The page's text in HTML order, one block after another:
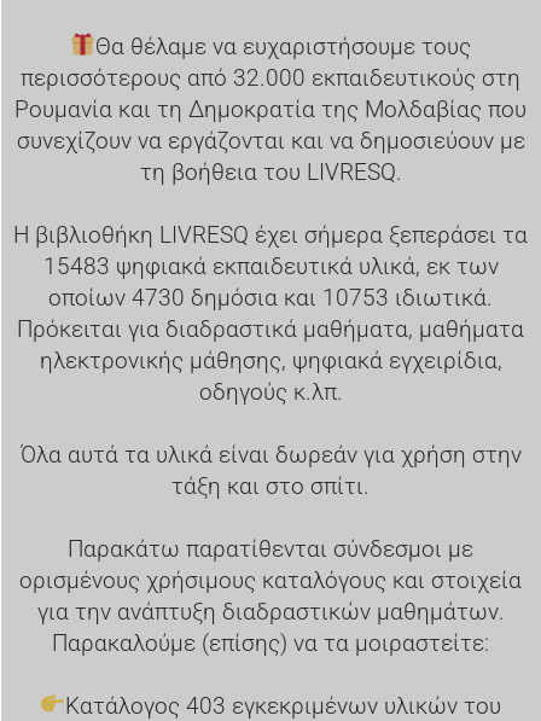
Θα θέλαμε να ευχαριστήσουμε τους
περισσότερους από 32.000 εκπαιδευτικούς στη
Ρουμανία και τη Δημοκρατία της Μολδαβίας που
συνεχίζουν να εργάζονται και να δημοσιεύουν με
τη βοήθεια του LIVRESQ.
Η βιβλιοθήκη LIVRESQ έχει σήμερα ξεπεράσει τα
15483 ψηφιακά εκπαιδευτικά υλικά, εκ των
οποίων 4730 δημόσια και 10753 ιδιωτικά.
Πρόκειται για διαδραστικά μαθήματα, μαθήματα
ηλεκτρονικής μάθησης, ψηφιακά εγχειρίδια,
οδηγούς κ.λπ.
Όλα αυτά τα υλικά είναι δωρεάν για χρήση στην
τάξη και στο σπίτι.
Παρακάτω παρατίθενται σύνδεσμοι με
ορισμένους χρήσιμους καταλόγους και στοιχεία
για την ανάπτυξη διαδραστικών μαθημάτων.
Παρακαλούμε (επίσης) να τα μοιραστείτε:
Κατάλογος 403 εγκεκριμένων υλικών του